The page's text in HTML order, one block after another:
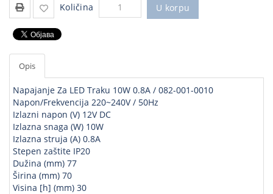
Količina U korpu
Opis
Napajanje Za LED Traku 10W 0.8A / 082-001-0010
Napon/Frekvencija 220~240V / 50Hz
Izlazni napon (V) 12V DC
Izlazna snaga (W) 10W
Izlazna struja (A) 0.8A
Stepen zaštite IP20
Dužina (mm) 77
Širina (mm) 70
Visina [h] (mm) 30